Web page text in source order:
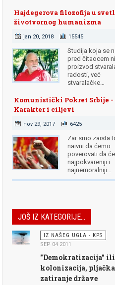
Hajdegerova filozofija u
životvornog humanizma
jan 20, 2018 15545
Studija koja se
pred čitaocem
proizvod
radosti, već
stvaralačke…
Komunistički Pokret Srbije -
Karakter i ciljevi
nov 29, 2017 6425
Zar smo zaista
naivni da ćemo
poverovati da će
najpokvareniji i
najnemoralniji…
JOŠ IZ KATEGORIJE...
IZ NAŠEG UGLA - KPS
SEP 04 2011
"Demokratizacija" ili
kolonizacija,
zatiranje države